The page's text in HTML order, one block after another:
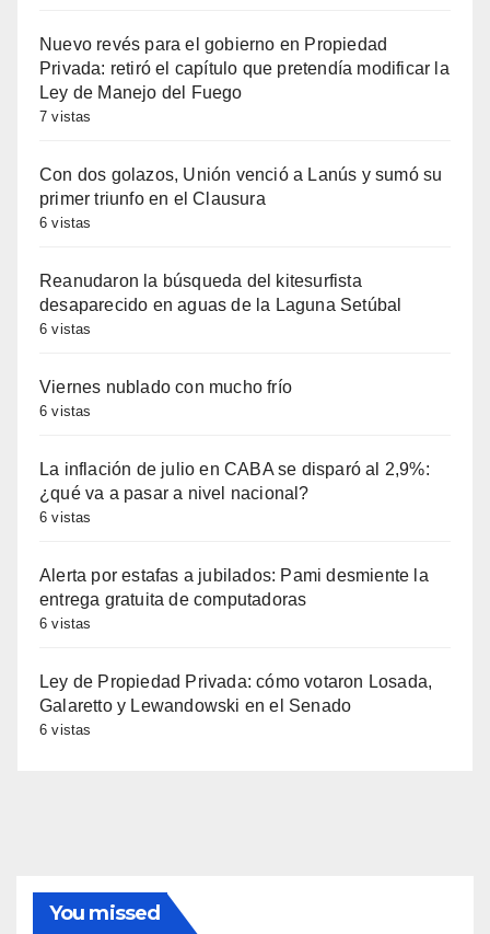
Nuevo revés para el gobierno en Propiedad
Privada: retiró el capítulo que pretendía modificar la
Ley de Manejo del Fuego
7 vistas
Con dos golazos, Unión venció a Lanús y sumó su
primer triunfo en el Clausura
6 vistas
Reanudaron la búsqueda del kitesurfista
desaparecido en aguas de la Laguna Setúbal
6 vistas
Viernes nublado con mucho frío
6 vistas
La inflación de julio en CABA se disparó al 2,9%:
¿qué va a pasar a nivel nacional?
6 vistas
Alerta por estafas a jubilados: Pami desmiente la
entrega gratuita de computadoras
6 vistas
Ley de Propiedad Privada: cómo votaron Losada,
Galaretto y Lewandowski en el Senado
6 vistas
You missed